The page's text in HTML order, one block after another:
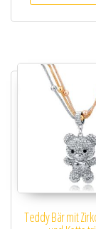
Teddy Bär mit